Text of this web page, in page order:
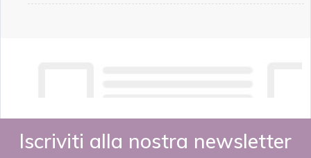
Iscriviti alla nostra newsletter